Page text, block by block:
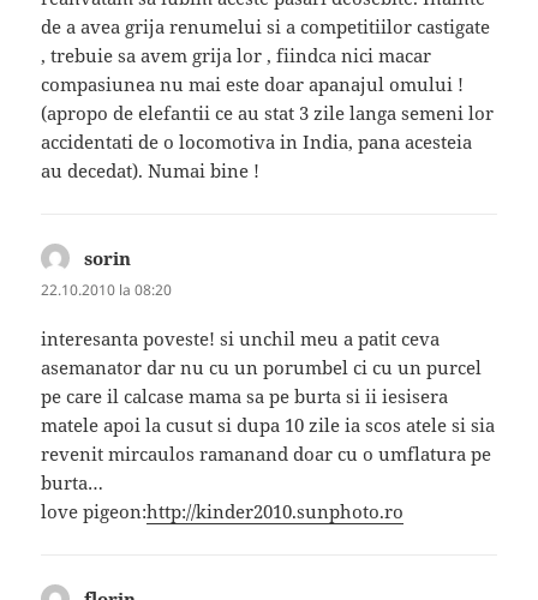
de a avea grija renumelui si a competitiilor castigate
, trebuie sa avem grija lor , fiindca nici macar
compasiunea nu mai este doar apanajul omului !
(apropo de elefantii ce au stat 3 zile langa semeni lor
accidentati de o locomotiva in India, pana acesteia
au decedat). Numai bine !
sorin
22.10.2010 la 08:20
interesanta poveste! si unchil meu a patit ceva
asemanator dar nu cu un porumbel ci cu un purcel
pe care il calcase mama sa pe burta si ii iesisera
matele apoi la cusut si dupa 10 zile ia scos atele si sia
revenit mircaulos ramanand doar cu o umflatura pe
burta…
love pigeon:http://kinder2010.sunphoto.ro